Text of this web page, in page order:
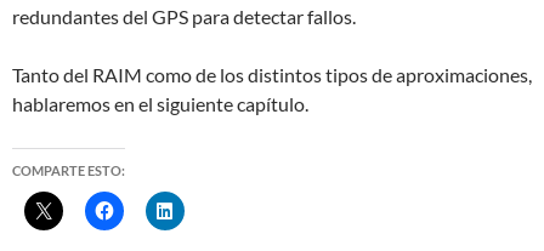
redundantes del GPS para detectar fallos.
Tanto del RAIM como de los distintos tipos de aproximaciones,
hablaremos en el siguiente capítulo.
COMPARTE ESTO: